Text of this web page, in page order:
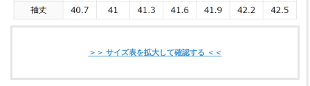
＞＞ サイズ表を拡大して確認する ＜＜